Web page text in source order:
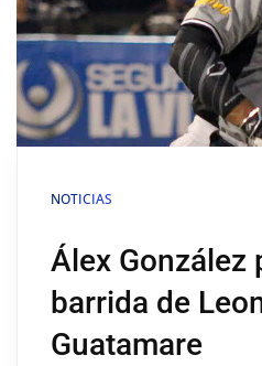
NOTICIAS
Álex González
barrida de
Guatamare